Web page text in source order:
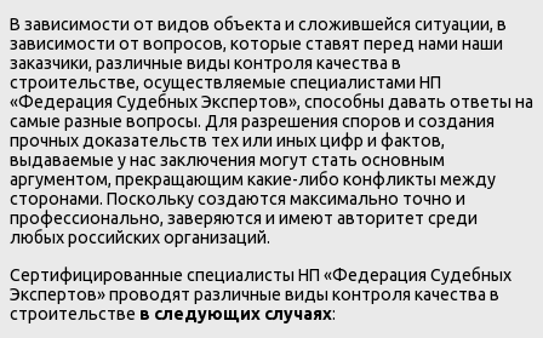
В зависимости от видов объекта и сложившейся ситуации, в
зависимости от вопросов, которые ставят перед нами наши
заказчики, различные виды контроля качества в
строительстве, осуществляемые специалистами НП
«Федерация Судебных Экспертов», способны давать ответы на
самые разные вопросы. Для разрешения споров и создания
прочных доказательств тех или иных цифр и фактов,
выдаваемые у нас заключения могут стать основным
аргументом, прекращающим какие-либо конфликты между
сторонами. Поскольку создаются максимально точно и
профессионально, заверяются и имеют авторитет среди
любых российских организаций.
Сертифицированные специалисты НП «Федерация Судебных
Экспертов» проводят различные виды контроля качества в
строительстве в следующих случаях: